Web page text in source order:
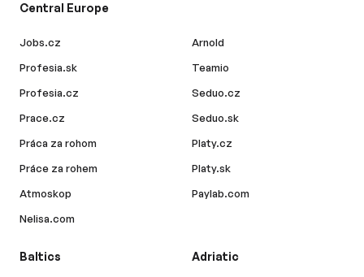
Central Europe
Jobs.cz
Profesia.sk
Profesia.cz
Prace.cz
Práca za rohom
Práce za rohem
Atmoskop
Nelisa.com
Arnold
Teamio
Seduo.cz
Seduo.sk
Platy.cz
Platy.sk
Paylab.com
Baltics Adriatic